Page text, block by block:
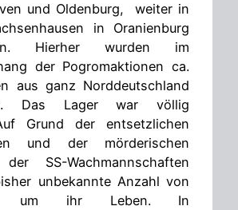
und Oldenburg, weiter in
in Oranienburg
Hierher wurden im
der Pogromaktionen ca.
aus ganz Norddeutschland
Das Lager war völlig
Grund der entsetzlichen
und der mörderischen
SS-Wachmannschaften
unbekannte Anzahl von
um ihr Leben. In